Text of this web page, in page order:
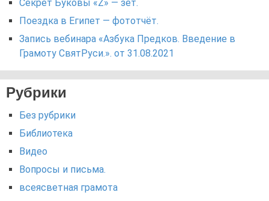
Секрет Буковы «Z» — зет.
Поездка в Египет — фототчёт.
Запись вебинара «Азбука Предков. Введение в
Грамоту СвятРуси.». от 31.08.2021
Рубрики
Без рубрики
Библиотека
Видео
Вопросы и письма.
всеясветная грамота